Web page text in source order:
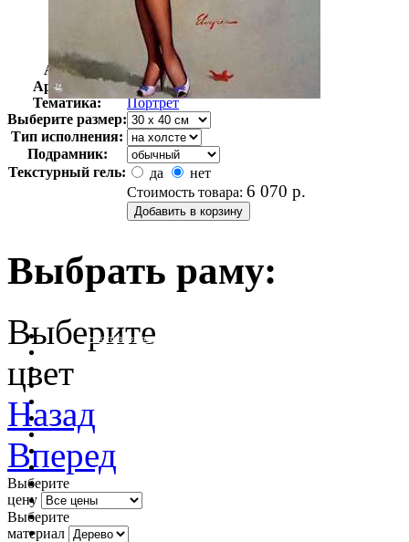
Автор:
Элвгрен Джил
Арт-стиль
Поп-арт
Тематика:
Портрет
Выберите размер:
Тип исполнения:
Подрамник:
Текстурный гель:
да
нет
Стоимость товара: 6 070 р.
Выбрать раму:
очистить фильтр цвета
Выберите
цвет
Назад
Вперед
Выберите
цену
Выберите
материал